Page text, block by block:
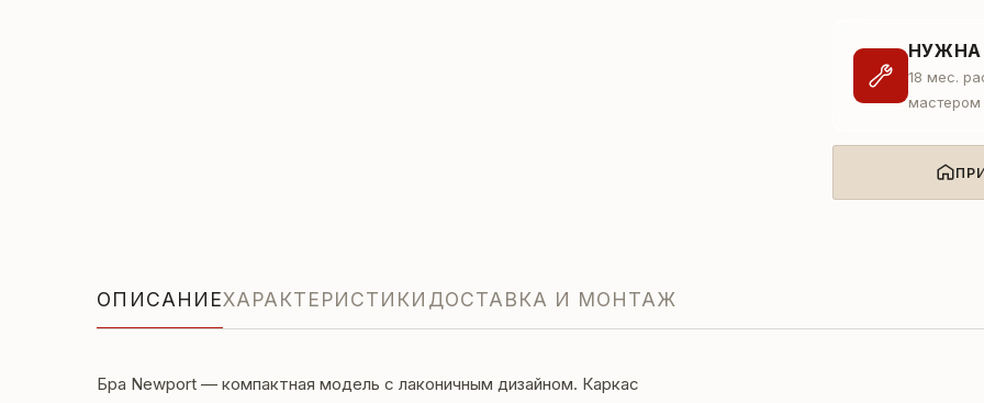
НУЖНА
18 мес.
мастером
ОПИСАНИЕХАРАКТЕРИСТИКИ ДОСТАВКА И МОНТАЖ
Бра Newport — компактная модель с лаконичным дизайном. Каркас